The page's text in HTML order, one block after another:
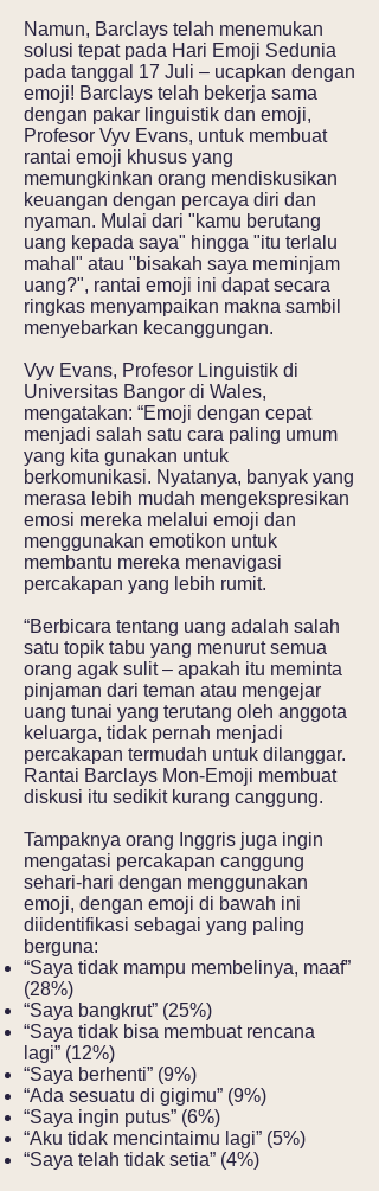
Namun, Barclays telah menemukan
solusi tepat pada Hari Emoji Sedunia
pada tanggal 17 Juli – ucapkan dengan
emoji! Barclays telah bekerja sama
dengan pakar linguistik dan emoji,
Profesor Vyv Evans, untuk membuat
rantai emoji khusus yang
memungkinkan orang mendiskusikan
keuangan dengan percaya diri dan
nyaman. Mulai dari "kamu berutang
uang kepada saya" hingga "itu terlalu
mahal" atau "bisakah saya meminjam
uang?", rantai emoji ini dapat secara
ringkas menyampaikan makna sambil
menyebarkan kecanggungan.
Vyv Evans, Profesor Linguistik di
Universitas Bangor di Wales,
mengatakan: “Emoji dengan cepat
menjadi salah satu cara paling umum
yang kita gunakan untuk
berkomunikasi. Nyatanya, banyak yang
merasa lebih mudah mengekspresikan
emosi mereka melalui emoji dan
menggunakan emotikon untuk
membantu mereka menavigasi
percakapan yang lebih rumit.
“Berbicara tentang uang adalah salah
satu topik tabu yang menurut semua
orang agak sulit – apakah itu meminta
pinjaman dari teman atau mengejar
uang tunai yang terutang oleh anggota
keluarga, tidak pernah menjadi
percakapan termudah untuk dilanggar.
Rantai Barclays Mon-Emoji membuat
diskusi itu sedikit kurang canggung.
Tampaknya orang Inggris juga ingin
mengatasi percakapan canggung
sehari-hari dengan menggunakan
emoji, dengan emoji di bawah ini
diidentifikasi sebagai yang paling
berguna:
“Saya tidak mampu membelinya, maaf”
(28%)
“Saya bangkrut” (25%)
“Saya tidak bisa membuat rencana
lagi” (12%)
“Saya berhenti” (9%)
“Ada sesuatu di gigimu” (9%)
“Saya ingin putus” (6%)
“Aku tidak mencintaimu lagi” (5%)
“Saya telah tidak setia” (4%)